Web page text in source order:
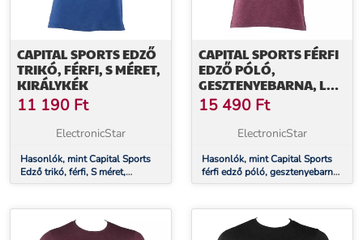
CAPITAL SPORTS EDZŐ
TRIKÓ, FÉRFI, S MÉRET,
KIRÁLYKÉK
11 190 Ft
ElectronicStar
Hasonlók, mint Capital Sports
Edző trikó, férfi, S méret,
királykék
CAPITAL SPORTS FÉRFI
EDZŐ PÓLÓ,
GESZTENYEBARNA, L
MÉRET
15 490 Ft
ElectronicStar
Hasonlók, mint Capital Sports
férfi edző póló, gesztenyebarna,
L méret